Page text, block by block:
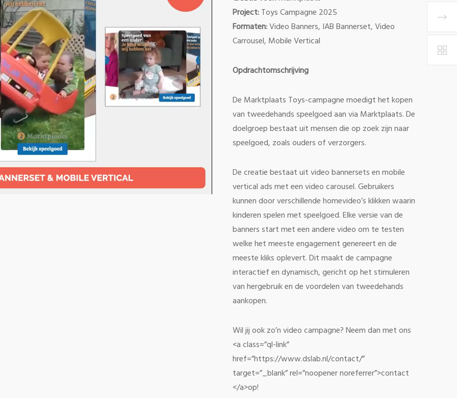
Project:Toys Campagne 2025
Formaten:Video Banners, IAB Bannerset, Video
Carrousel, Mobile Vertical
Opdrachtomschrijving
De Marktplaats Toys-campagne moedigt het kopen
van tweedehands speelgoed aan via Marktplaats. De
doelgroep bestaat uit mensen die op zoek zijn naar
speelgoed, zoals ouders of verzorgers.
De creatie bestaat uit video bannersets en mobile
vertical ads met een video carousel. Gebruikers
kunnen door verschillende homevideo’s klikken waarin
kinderen spelen met speelgoed. Elke versie van de
banners start met een andere video om te testen
welke het meeste engagement genereert en de
meeste kliks oplevert. Dit maakt de campagne
interactief en dynamisch, gericht op het stimuleren
van hergebruik en de voordelen van tweedehands
aankopen.
Wil jij ook zo’n video campagne? Neem dan met ons
<a class=”ql-link”
href=”https://www.dslab.nl/contact/”
target=”_blank” rel=”noopener noreferrer”>contact
</a>op!